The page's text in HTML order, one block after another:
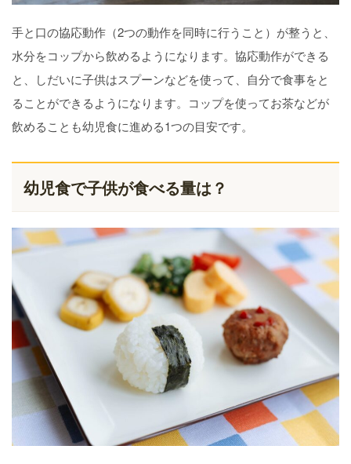
手と口の協応動作（2つの動作を同時に行うこと）が整うと、
水分をコップから飲めるようになります。協応動作ができる
と、しだいに子供はスプーンなどを使って、自分で食事をと
ることができるようになります。コップを使ってお茶などが
飲めることも幼児食に進める1つの目安です。
幼児食で子供が食べる量は？